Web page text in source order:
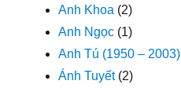
Anh Khoa (2)
Anh Ngọc (1)
Anh Tú (1950 – 2003)
Ánh Tuyết(2)